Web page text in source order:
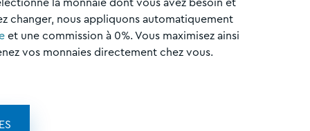
la monnaie dont vous avez besoin et
changer, nous appliquons automatiquement
et une commission à 0%. Vous maximisez ainsi
vos monnaies directement chez vous.